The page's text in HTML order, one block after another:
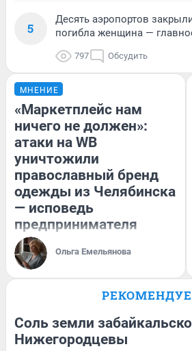
5
Десять аэропортов
погибла женщина —
797 Обсудить
МНЕНИЕ
«Маркетплейс нам
ничего не должен»:
атаки на WB
уничтожили
православный бренд
одежды из Челябинска
— исповедь
предпринимателя
Ольга Емельянова
Соль земли
Нижегородцевы